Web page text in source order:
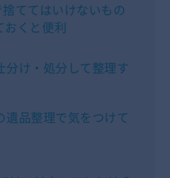
ててはいけないもの
おくと便利
分け・処分して整理す
遺品整理で気をつけて